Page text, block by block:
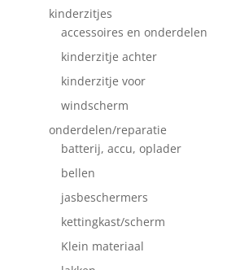
kinderzitjes
accessoires en onderdelen
kinderzitje achter
kinderzitje voor
windscherm
onderdelen/reparatie
batterij, accu, oplader
bellen
jasbeschermers
kettingkast/scherm
Klein materiaal